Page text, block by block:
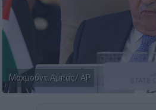
Μαχμούντ Αμπάς/ AP